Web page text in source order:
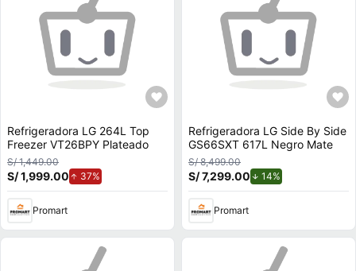
Refrigeradora LG 264L Top
Freezer VT26BPY Plateado
S/ 1,449.00
S/ 1,999.00 37%
Promart
Refrigeradora LG Side By Side
GS66SXT 617L Negro Mate
S/ 8,499.00
S/ 7,299.00 14%
Promart